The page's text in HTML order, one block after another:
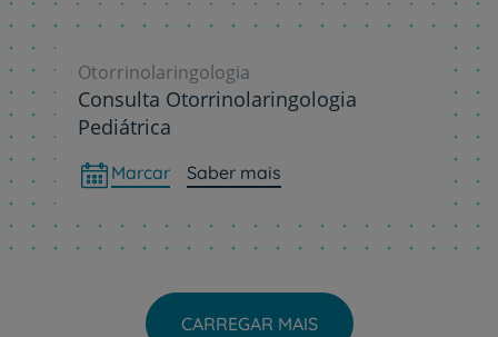
Otorrinolaringologia
Consulta Otorrinolaringologia
Pediátrica
Marcar Saber mais
CARREGAR MAIS